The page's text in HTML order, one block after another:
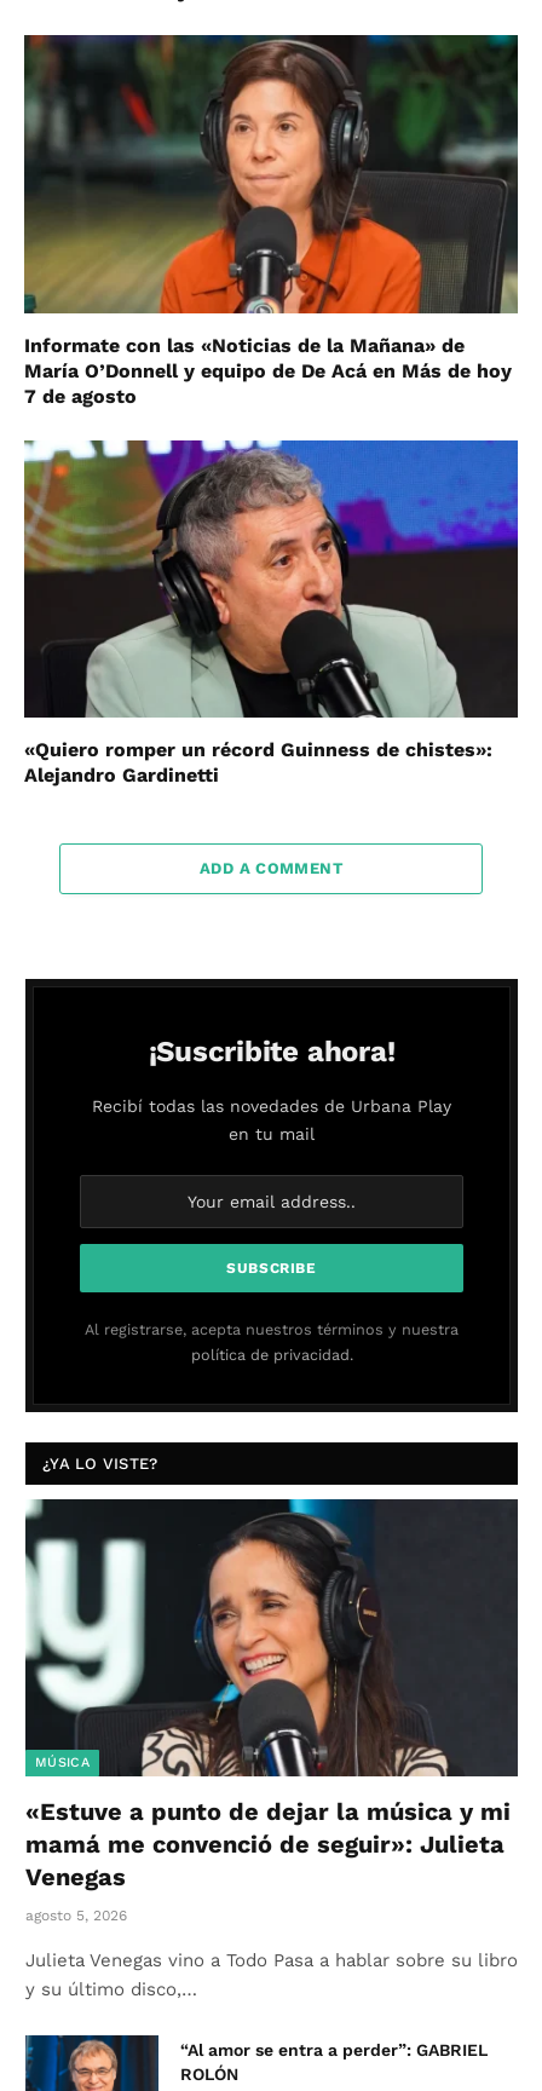
Informate con las «Noticias de la Mañana» de
María O’Donnell y equipo de De Acá en Más de hoy
7 de agosto
«Quiero romper un récord Guinness de chistes»:
Alejandro Gardinetti
ADD A COMMENT
¡Suscribite ahora!
Recibí todas las novedades de Urbana Play
en tu mail
Al registrarse, acepta nuestros términos y nuestra
política de privacidad.
¿YA LO VISTE?
MÚSICA
«Estuve a punto de dejar la música y mi
mamá me convenció de seguir»: Julieta
Venegas
agosto 5, 2026
Julieta Venegas vino a Todo Pasa a hablar sobre su libro
y su último disco,…
“Al amor se entra a perder”: GABRIEL
ROLÓN